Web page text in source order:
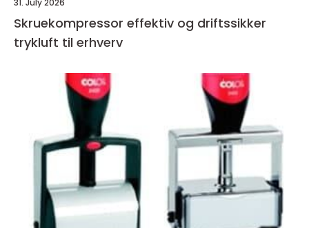
31. July 2026
Skruekompressor effektiv og driftssikker
trykluft til erhverv